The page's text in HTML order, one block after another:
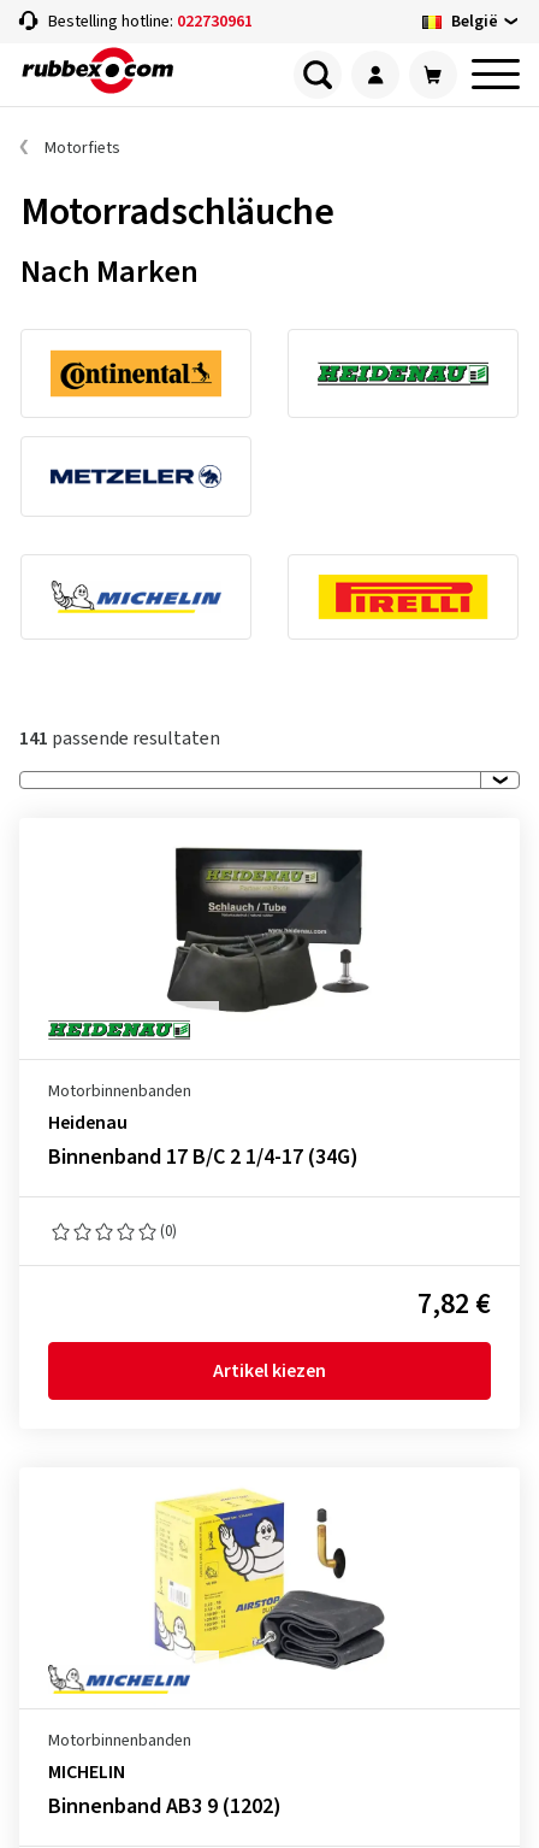
Bestelling hotline: 022730961 België
Motorfiets
Motorradschläuche
Nach Marken
141 passende resultaten
Motorbinnenbanden
Heidenau
Binnenband 17 B/C 2 1/4-17 (34G)
(0)
7,82 €
Artikel kiezen
Motorbinnenbanden
MICHELIN
Binnenband AB3 9 (1202)